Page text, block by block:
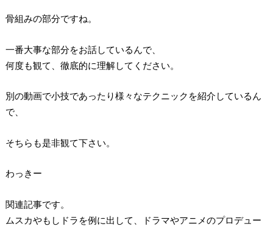
骨組みの部分ですね。
一番大事な部分をお話しているんで、
何度も観て、徹底的に理解してください。
別の動画で小技であったり様々なテクニックを紹介しているん
で、
そちらも是非観て下さい。
わっきー
関連記事です。
ムスカやもしドラを例に出して、ドラマやアニメのプロデュー